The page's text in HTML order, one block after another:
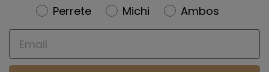
Newsletter
Perrete Michi
Ambos
Email